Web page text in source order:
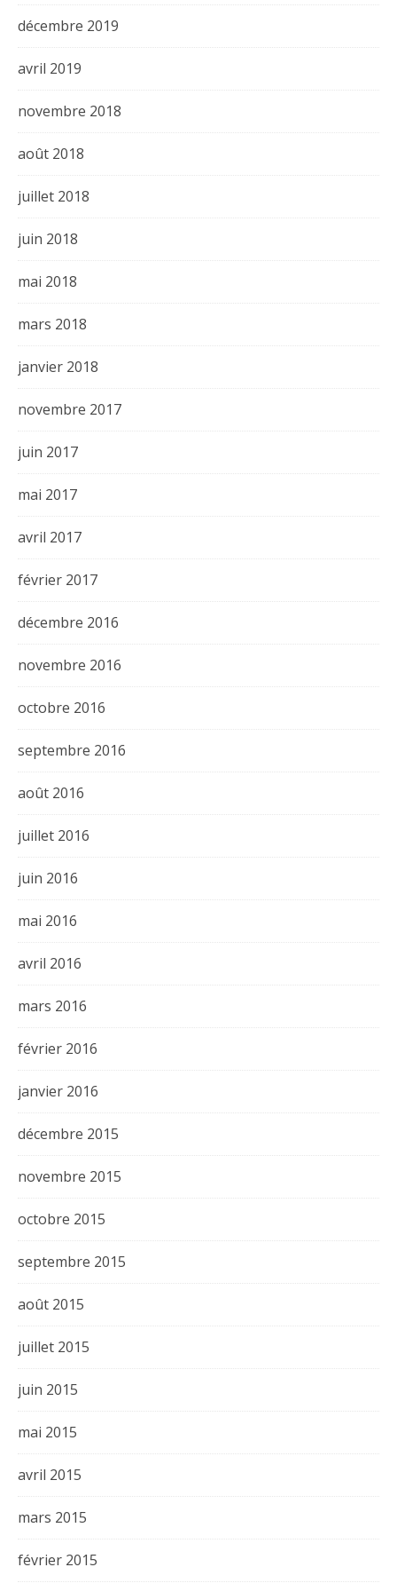
décembre 2019
avril 2019
novembre 2018
août 2018
juillet 2018
juin 2018
mai 2018
mars 2018
janvier 2018
novembre 2017
juin 2017
mai 2017
avril 2017
février 2017
décembre 2016
novembre 2016
octobre 2016
septembre 2016
août 2016
juillet 2016
juin 2016
mai 2016
avril 2016
mars 2016
février 2016
janvier 2016
décembre 2015
novembre 2015
octobre 2015
septembre 2015
août 2015
juillet 2015
juin 2015
mai 2015
avril 2015
mars 2015
février 2015